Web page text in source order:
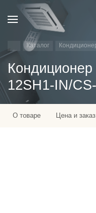
Каталог
12SH1-IN/
О товаре Цена и заказ